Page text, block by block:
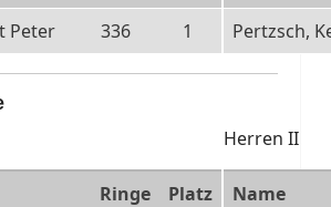
Peter
336 1
Pertzsch,
Ringe
Platz
Herren II
Name